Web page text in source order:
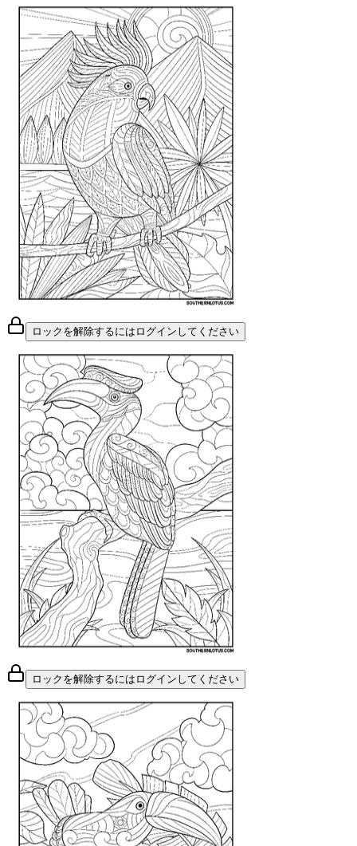
ロックを解除するにはログインしてください
ロックを解除するにはログインしてください